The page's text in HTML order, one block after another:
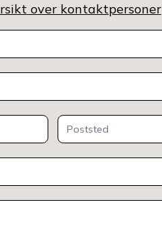
over kontaktpersoner